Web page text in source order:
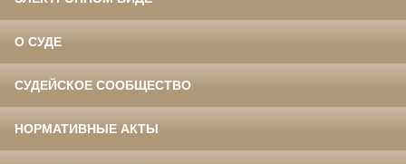
О СУДЕ
СУДЕЙСКОЕ СООБЩЕСТВО
НОРМАТИВНЫЕ АКТЫ